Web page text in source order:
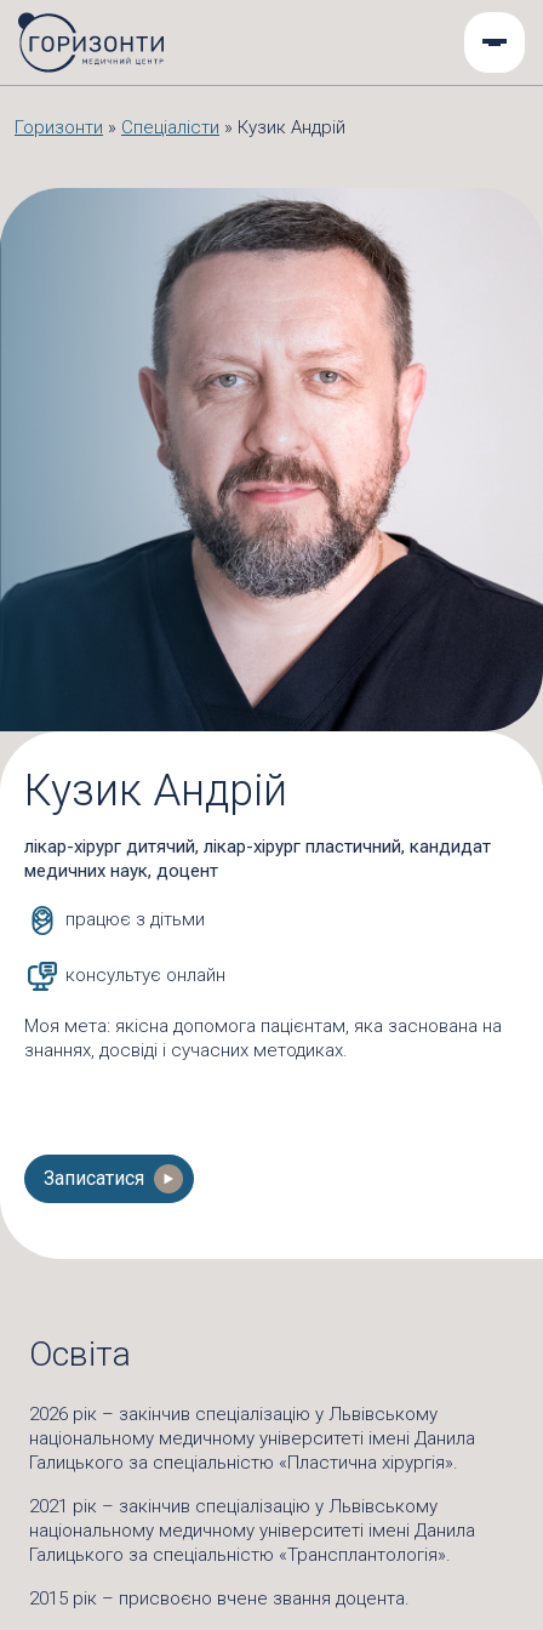
Горизонти » Спеціалісти » Кузик Андрій
Кузик Андрій
лікар-хірург дитячий, лікар-хірург пластичний, кандидат
медичних наук, доцент
працює з дітьми
консультує онлайн
Моя мета: якісна допомога пацієнтам, яка заснована на
знаннях, досвіді і сучасних методиках.
Записатися
Освіта
2026 рік – закінчив спеціалізацію у Львівському
національному медичному університеті імені Данила
Галицького за спеціальністю «Пластична хірургія».
2021 рік – закінчив спеціалізацію у Львівському
національному медичному університеті імені Данила
Галицького за спеціальністю «Трансплантологія».
2015 рік – присвоєно вчене звання доцента.